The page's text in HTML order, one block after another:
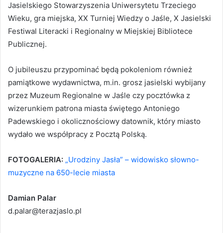
Jasielskiego Stowarzyszenia Uniwersytetu Trzeciego
Wieku, gra miejska, XX Turniej Wiedzy o Jaśle, X Jasielski
Festiwal Literacki i Regionalny w Miejskiej Bibliotece
Publicznej.
O jubileuszu przypominać będą pokoleniom również
pamiątkowe wydawnictwa, m.in. grosz jasielski wybijany
przez Muzeum Regionalne w Jaśle czy pocztówka z
wizerunkiem patrona miasta świętego Antoniego
Padewskiego i okolicznościowy datownik, który miasto
wydało we współpracy z Pocztą Polską.
FOTOGALERIA: „Urodziny Jasła” – widowisko słowno-
muzyczne na 650-lecie miasta
Damian Palar
d.palar@terazjaslo.pl